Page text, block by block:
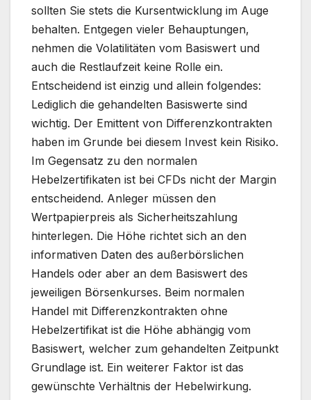
sollten Sie stets die Kursentwicklung im Auge
behalten. Entgegen vieler Behauptungen,
nehmen die Volatilitäten vom Basiswert und
auch die Restlaufzeit keine Rolle ein.
Entscheidend ist einzig und allein folgendes:
Lediglich die gehandelten Basiswerte sind
wichtig. Der Emittent von Differenzkontrakten
haben im Grunde bei diesem Invest kein Risiko.
Im Gegensatz zu den normalen
Hebelzertifikaten ist bei CFDs nicht der Margin
entscheidend. Anleger müssen den
Wertpapierpreis als Sicherheitszahlung
hinterlegen. Die Höhe richtet sich an den
informativen Daten des außerbörslichen
Handels oder aber an dem Basiswert des
jeweiligen Börsenkurses. Beim normalen
Handel mit Differenzkontrakten ohne
Hebelzertifikat ist die Höhe abhängig vom
Basiswert, welcher zum gehandelten Zeitpunkt
Grundlage ist. Ein weiterer Faktor ist das
gewünschte Verhältnis der Hebelwirkung.